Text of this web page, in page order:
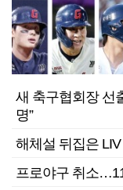
새 축구협회장 선
명”
해체설 뒤집은
프로야구 취소